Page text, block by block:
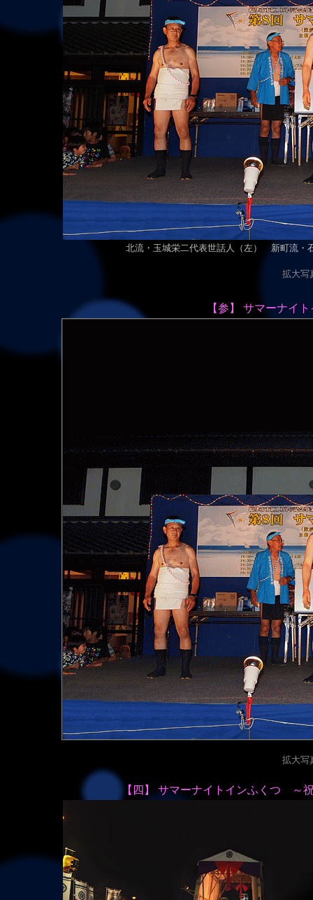
北流・玉城栄二代表世話人（左） 新町流・
拡大写
【参】 サマーナイ
拡大写
【四】 サマーナイトインふくつ ～